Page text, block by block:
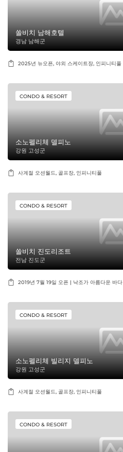
쏠비치 남해호텔
경남 남해군
2025년 뉴오픈, 야외 스케이트장, 인피니티풀
CONDO & RESORT
소노펠리체 델피노
강원 고성군
사계절 오션월드, 골프장, 인피니티풀
CONDO & RESORT
쏠비치 진도리조트
전남 진도군
2019년 7월 19일 오픈 | 낙조가 아름다운 바다
CONDO & RESORT
소노펠리체 빌리지 델피노
강원 고성군
사계절 오션월드, 골프장, 인피니티풀
CONDO & RESORT